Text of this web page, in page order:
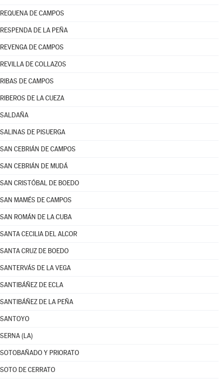
REQUENA DE CAMPOS
RESPENDA DE LA PEÑA
REVENGA DE CAMPOS
REVILLA DE COLLAZOS
RIBAS DE CAMPOS
RIBEROS DE LA CUEZA
SALDAÑA
SALINAS DE PISUERGA
SAN CEBRIÁN DE CAMPOS
SAN CEBRIÁN DE MUDÁ
SAN CRISTÓBAL DE BOEDO
SAN MAMÉS DE CAMPOS
SAN ROMÁN DE LA CUBA
SANTA CECILIA DEL ALCOR
SANTA CRUZ DE BOEDO
SANTERVÁS DE LA VEGA
SANTIBÁÑEZ DE ECLA
SANTIBÁÑEZ DE LA PEÑA
SANTOYO
SERNA (LA)
SOTOBAÑADO Y PRIORATO
SOTO DE CERRATO